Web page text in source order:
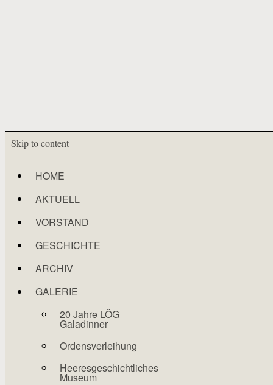
Skip to content
HOME
AKTUELL
VORSTAND
GESCHICHTE
ARCHIV
GALERIE
20 Jahre LÖG
Galadinner
Ordensverleihung
Heeresgeschichtliches
Museum